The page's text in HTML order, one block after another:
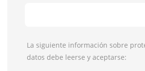
La siguiente información sobre
datos debe leerse y aceptarse: